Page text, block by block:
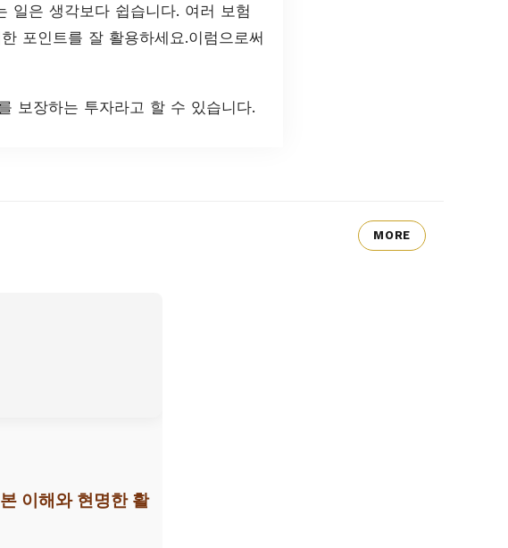
일은 생각보다 쉽습니다. 여러 보험
포인트를 잘 활용하세요.이럼으로써
보장하는 투자라고 할 수 있습니다.
MORE
이해와 현명한 활